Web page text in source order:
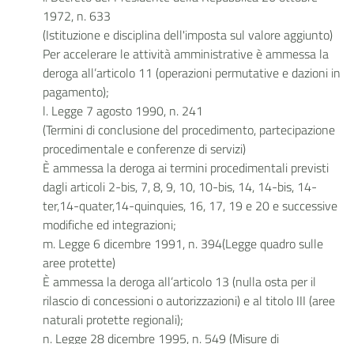
1972, n. 633
(Istituzione e disciplina dell'imposta sul valore aggiunto)
Per accelerare le attività amministrative è ammessa la
deroga all’articolo 11 (operazioni permutative e dazioni in
pagamento);
l. Legge 7 agosto 1990, n. 241
(Termini di conclusione del procedimento, partecipazione
procedimentale e conferenze di servizi)
È ammessa la deroga ai termini procedimentali previsti
dagli articoli 2-bis, 7, 8, 9, 10, 10-bis, 14, 14-bis, 14-
ter,14-quater,14-quinquies, 16, 17, 19 e 20 e successive
modifiche ed integrazioni;
m. Legge 6 dicembre 1991, n. 394(Legge quadro sulle
aree protette)
È ammessa la deroga all’articolo 13 (nulla osta per il
rilascio di concessioni o autorizzazioni) e al titolo III (aree
naturali protette regionali);
n. Legge 28 dicembre 1995, n. 549 (Misure di